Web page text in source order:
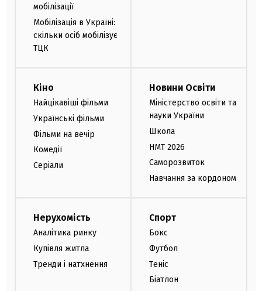
мобілізації
Мобілізація в Україні:
скільки осіб мобілізує
ТЦК
Кіно
Найцікавіші фільми
Українські фільми
Фільми на вечір
Комедії
Серіали
Новини Освіти
Міністерство освіти та
науки України
Школа
НМТ 2026
Саморозвиток
Навчання за кордоном
Нерухомість
Аналітика ринку
Купівля житла
Тренди і натхнення
Спорт
Бокс
Футбол
Теніс
Біатлон